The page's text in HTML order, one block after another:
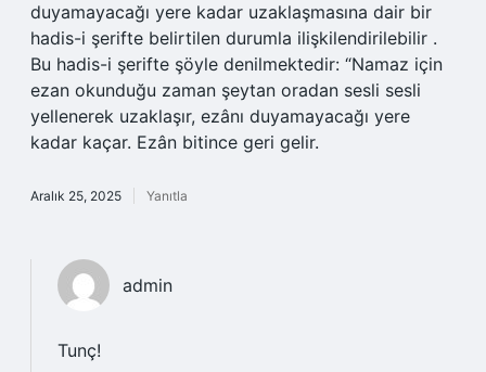
duyamayacağı yere kadar uzaklaşmasına dair bir
hadis-i şerifte belirtilen durumla ilişkilendirilebilir .
Bu hadis-i şerifte şöyle denilmektedir: “Namaz için
ezan okunduğu zaman şeytan oradan sesli sesli
yellenerek uzaklaşır, ezânı duyamayacağı yere
kadar kaçar. Ezân bitince geri gelir.
Aralık 25, 2025 Yanıtla
admin
Tunç!